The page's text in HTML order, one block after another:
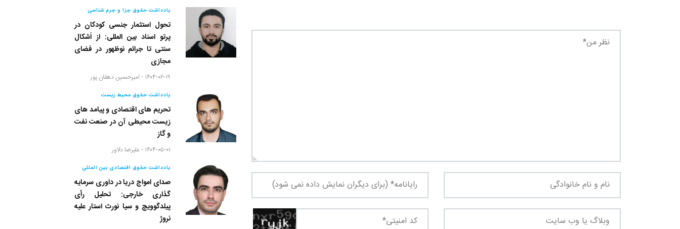
یادداشت حقوق جزا و جرم شناسی
تحول استثمار جنسی کودکان در
پرتو اسناد بین المللی: از اَشکال
سنتی تا جرائم نوظهور در فضای
مجازی
۱۴۰۴-۰۶-۱۹ - امیرحسین دهقان پور
یادداشت حقوق محیط زیست
تحریم های اقتصادی و پیامد های
زیست محیطی آن در صنعت نفت
و گاز
۱۴۰۴-۰۵-۰۱ - علیرضا دلاور
یادداشت حقوق اقتصادی بین المللی
صدای امواج دریا در داوری سرمایه
گذاری خارجی: تحلیل رأی
پیلدگوویچ و سیا نورث استار علیه
نروژ